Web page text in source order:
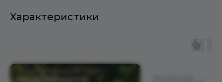
Характеристики